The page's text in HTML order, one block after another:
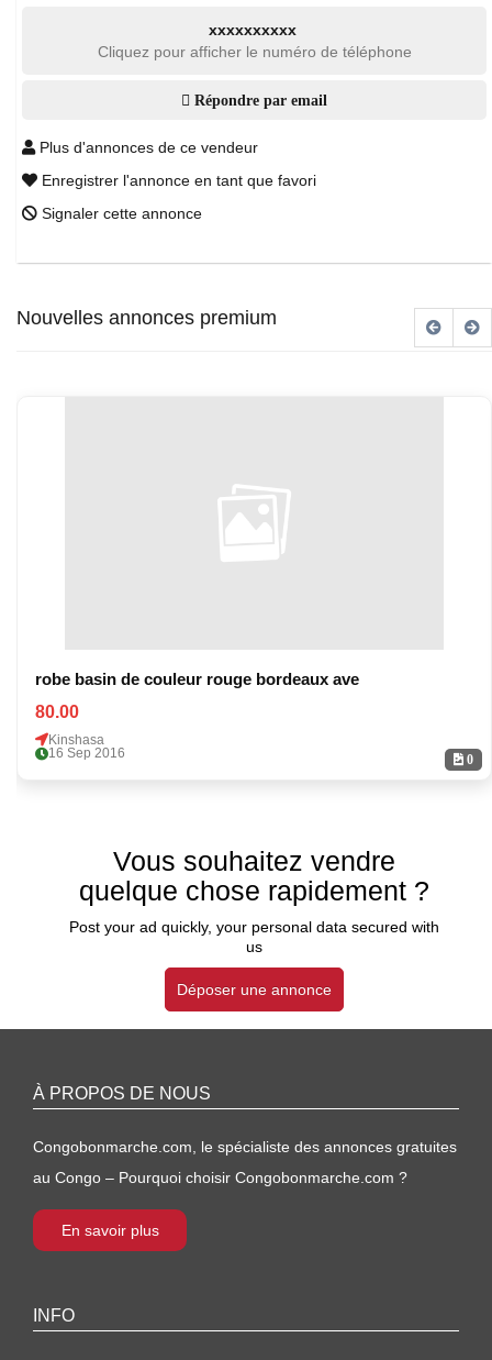
xxxxxxxxxx
Cliquez pour afficher le numéro de téléphone
Répondre par email
Plus d'annonces de ce vendeur
Enregistrer l'annonce en tant que favori
Signaler cette annonce
Nouvelles annonces premium
0
robe basin de couleur rouge bordeaux ave
80.00
Kinshasa
16 Sep 2016
Vous souhaitez vendre
quelque chose rapidement ?
Post your ad quickly, your personal data secured with
us
Déposer une annonce
À PROPOS DE NOUS
Congobonmarche.com, le spécialiste des annonces gratuites
au Congo – Pourquoi choisir Congobonmarche.com ?
En savoir plus
INFO